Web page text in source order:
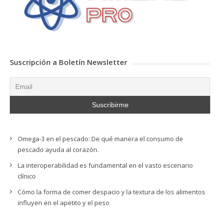
Suscripción a Boletín Newsletter
Omega-3 en el pescado: De qué manera el consumo de
pescado ayuda al corazón.
La interoperabilidad es fundamental en el vasto escenario
clínico
Cómo la forma de comer despacio y la textura de los alimentos
influyen en el apetito y el peso